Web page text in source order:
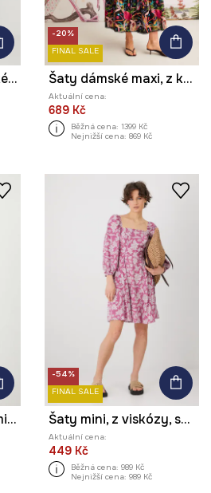
Bavlněné šaty dámské mini, se vzorem černá barva
-20%
FINAL SALE
Šaty dámské maxi, z kolekce El Gato Chimney x Medicine černá barva
Aktuální cena:
689 Kč
Běžná cena: 1399 Kč
Nejnižší cena: 869 Kč
Lněné šaty dámské mini, hladký povrch zelená barva
-54%
FINAL SALE
Šaty mini, z viskózy, se vzorem růžová barva
Aktuální cena:
449 Kč
Běžná cena: 989 Kč
Nejnižší cena: 989 Kč